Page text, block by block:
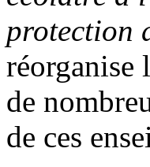
protection
réorganise
de
de ces